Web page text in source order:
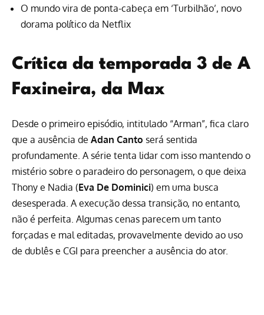
O mundo vira de ponta-cabeça em ‘Turbilhão’, novo
dorama político da Netflix
Crítica da temporada 3 de A
Faxineira, da Max
Desde o primeiro episódio, intitulado “Arman”, fica claro
que a ausência de Adan Canto será sentida
profundamente. A série tenta lidar com isso mantendo o
mistério sobre o paradeiro do personagem, o que deixa
Thony e Nadia (Eva De Dominici) em uma busca
desesperada. A execução dessa transição, no entanto,
não é perfeita. Algumas cenas parecem um tanto
forçadas e mal editadas, provavelmente devido ao uso
de dublês e CGI para preencher a ausência do ator.